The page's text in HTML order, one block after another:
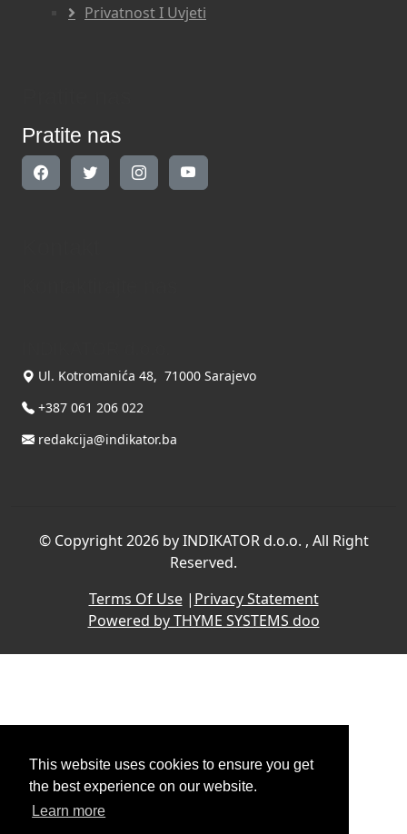
This website uses cookies to ensure you get
the best experience on our website.
Learn more
Privatnost I Uvjeti
Pratite nas
Ul. Kotromanića 48, 71000 Sarajevo
+387 061 206 022
redakcija@indikator.ba
© Copyright 2026 by INDIKATOR d.o.o. , All Right
Reserved.
Terms Of Use| Privacy Statement
Powered by THYME SYSTEMS doo